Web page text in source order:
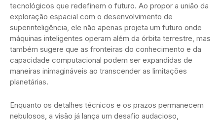
tecnológicos que redefinem o futuro. Ao propor a união da
exploração espacial com o desenvolvimento de
superinteligência, ele não apenas projeta um futuro onde
máquinas inteligentes operam além da órbita terrestre, mas
também sugere que as fronteiras do conhecimento e da
capacidade computacional podem ser expandidas de
maneiras inimagináveis ao transcender as limitações
planetárias.
Enquanto os detalhes técnicos e os prazos permanecem
nebulosos, a visão já lança um desafio audacioso,